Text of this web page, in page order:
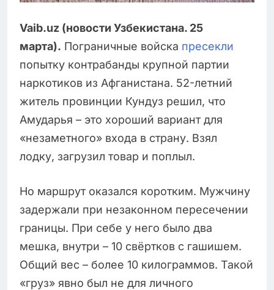
Vaib.uz (новости Узбекистана. 25
марта). Пограничные войска пресекли
попытку контрабанды крупной партии
наркотиков из Афганистана. 52-летний
житель провинции Кундуз решил, что
Амударья – это хороший вариант для
«незаметного» входа в страну. Взял
лодку, загрузил товар и поплыл.
Но маршрут оказался коротким. Мужчину
задержали при незаконном пересечении
границы. При себе у него было два
мешка, внутри – 10 свёртков с гашишем.
Общий вес – более 10 килограммов. Такой
«груз» явно был не для личного